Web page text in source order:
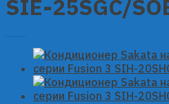
SIE-25SGC/